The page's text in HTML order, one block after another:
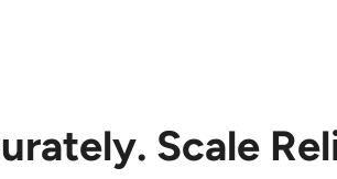
Scale